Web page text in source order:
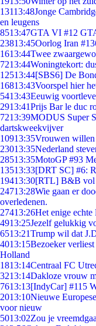
13113:48Jonge
en leugens
8513:47GTA VI #12
23813:45Oorlog Iran
1613:44Twee
7213:44Woningtekort:
12513:44[SBS6] De
16813:43Voorspel hier
5413:43Eeuwig
2913:41Prijs Bar le duc
7213:39MODUS Super
dartskweekvijver
10913:35Vrouwen willen
23013:35Nederland
28513:35MotoGP #93
13513:33[DRT SC] #6:
19413:30[RTL] B&B vol
24713:28Wie gaan er
overledenen.
27413:26Het enige
4913:25Jezelf gelukkig
6513:21Trump wil dat
4013:15Bezoeker
Holland
1813:14Centraal FC
3213:14Dakloze vrouw
7613:13[IndyCar] #115
2013:10Nieuwe
voor nieuw
5013:02Zou je